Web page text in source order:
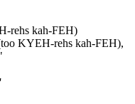
rehs kah-FEH)
KYEH-rehs kah-FEH),